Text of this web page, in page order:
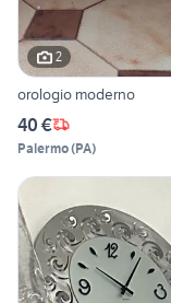
2
orologio moderno
40 €
Palermo(PA)